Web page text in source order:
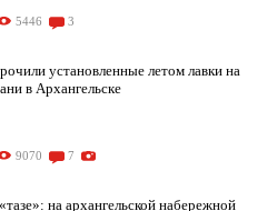
5446 3
установленные летом лавки на
в Архангельске
9070 7
на архангельской набережной